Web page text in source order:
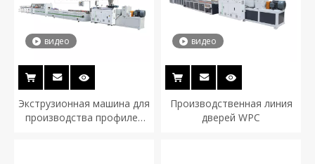
видео
Экструзионная машина для
производства профилей
видео
Производственная линия
дверей WPC